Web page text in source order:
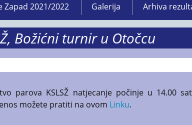
Zapad 2021/2022 Galerija Arhiva
Božićni turnir u Otočcu
parova KSLSŽ natjecanje počinje u 14.00
možete pratiti na ovom Linku.